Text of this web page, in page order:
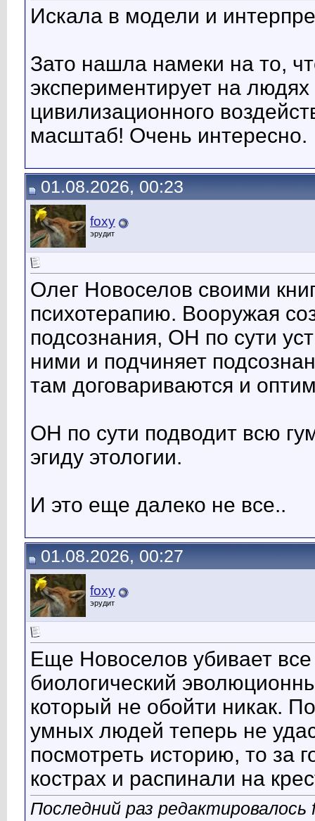
Искала в модели и
Зато нашла намеки на то,
экспериментирует на людях
цивилизационного
масштаб! Очень интересно.
01.08.2026, 00:23
foxy
эрудит
Олег Новоселов своими
психотерапию. Вооружая
подсознания, ОН по сути
ними и подчиняет
там договариваются и
ОН по сути подводит всю
эгиду этологии.
И это еще далеко не все..
01.08.2026, 00:27
foxy
эрудит
Еще Новоселов убивает
биологический
который не обойти никак.
умных людей теперь не
посмотреть историю, то за
кострах и распинали на
Последний раз